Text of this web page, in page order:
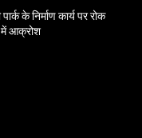
के निर्माण कार्य पर रोक
में आक्रोश